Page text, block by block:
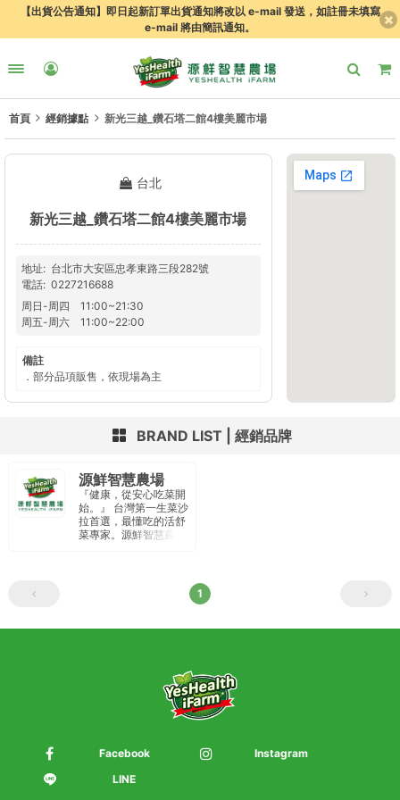
【出貨公告通知】即日起新訂單出貨通知將改以 e-mail 發送，如註冊未填寫
e-mail 將由簡訊通知。
首頁 經銷據點 新光三越_鑽石塔二館4樓美麗市場
台北
新光三越_鑽石塔二館4樓美麗市場
地址
台北市大安區忠孝東路三段282號
電話
0227216688
周日 -周四 11:00~21:30
周五-周六 11:00~22:00
備註
．部分品項販售，依現場為主
BRAND LIST 經銷品牌
源鮮智慧農場
『健康，從安心吃菜開
始。』 台灣第一生菜沙
拉首選，最懂吃的活舒
菜專家。源鮮智慧農場
菌、沙門氏菌 為重點安
1
Facebook
Instagram
LINE